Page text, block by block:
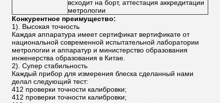
всходит на борт, аттестация аккредитации
метрологии
Конкурентное преимущество:
1). Высокая точность
Каждая аппаратура имеет сертификат вертификате от
национальной современной испытательной лаборатории
метрологии и аппаратур и министерство образования
инженерства образования в Китае.
2). Супер стабильность
Каждый прибор для измерения блеска сделанный нами
делал следующий тест:
412 проверки точности калибровки;
412 проверки точности калибровки;